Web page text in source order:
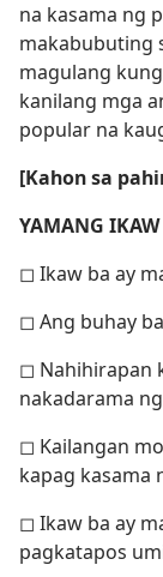
na kasama ng
makabubuting
magulang
kanilang mga
popular na
[Kahon sa
YAMANG
◻ Ikaw ba ay
◻ Ang buhay
◻ Nahihirapan
nakadarama
◻ Kailangan
kapag kasama
◻ Ikaw ba ay
pagkatapos